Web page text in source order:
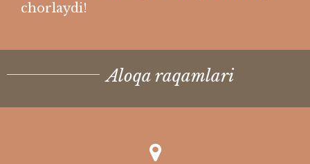
chorlaydi!
Aloqa raqamlari